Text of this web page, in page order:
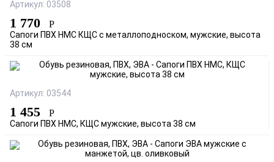
Артикул: 03508
1 770 Р
Сапоги ПВХ НМС КЩС с металлоподноском, мужские, высота
38 см
Артикул: 03544
1 455 Р
Сапоги ПВХ НМС, КЩС мужские, высота 38 см